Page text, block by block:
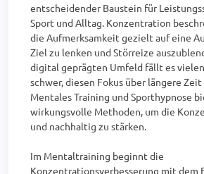
entscheidender Baustein für
Sport und Alltag. Konzentration
die Aufmerksamkeit gezielt auf eine
Ziel zu lenken und Störreize
digital geprägten Umfeld fällt es
schwer, diesen Fokus über längere
Mentales Training und Sporthypnose
wirkungsvolle Methoden, um die
und nachhaltig zu stärken.
Im Mentaltraining beginnt die
Konzentrationsverbesserung mit dem